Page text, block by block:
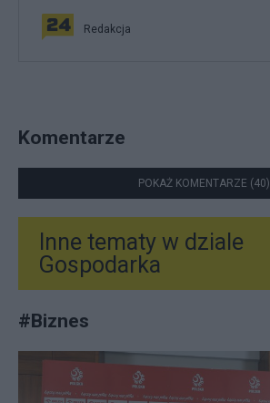
Redakcja
Komentarze
POKAŻ KOMENTARZE (40)
Inne tematy w dziale
Gospodarka
#Biznes